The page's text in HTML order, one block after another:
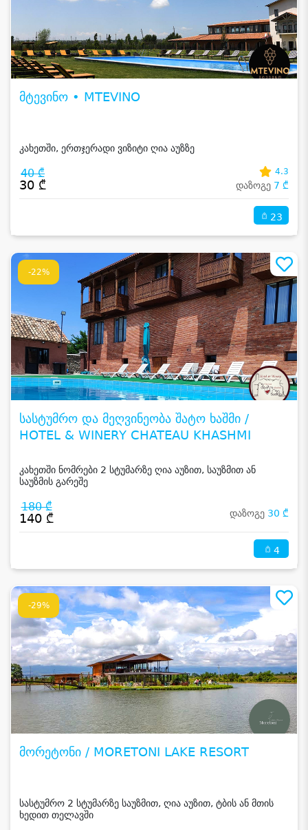
მტევინო • MTEVINO
კახეთში, ერთჯერადი ვიზიტი ღია აუზზე
40 ₾
30 ₾
4.3
დაზოგე 7 ₾
23
-22%
სასტუმრო და მეღვინეობა შატო ხაშმი /
HOTEL & WINERY CHATEAU KHASHMI
კახეთში ნომრები 2 სტუმარზე ღია აუზით, საუზმით ან
საუზმის გარეშე
180 ₾
140 ₾ დაზოგე 30 ₾
4
-29%
მორეტონი / MORETONI LAKE RESORT
სასტუმრო 2 სტუმარზე საუზმით, ღია აუზით, ტბის ან მთის
ხედით თელავში